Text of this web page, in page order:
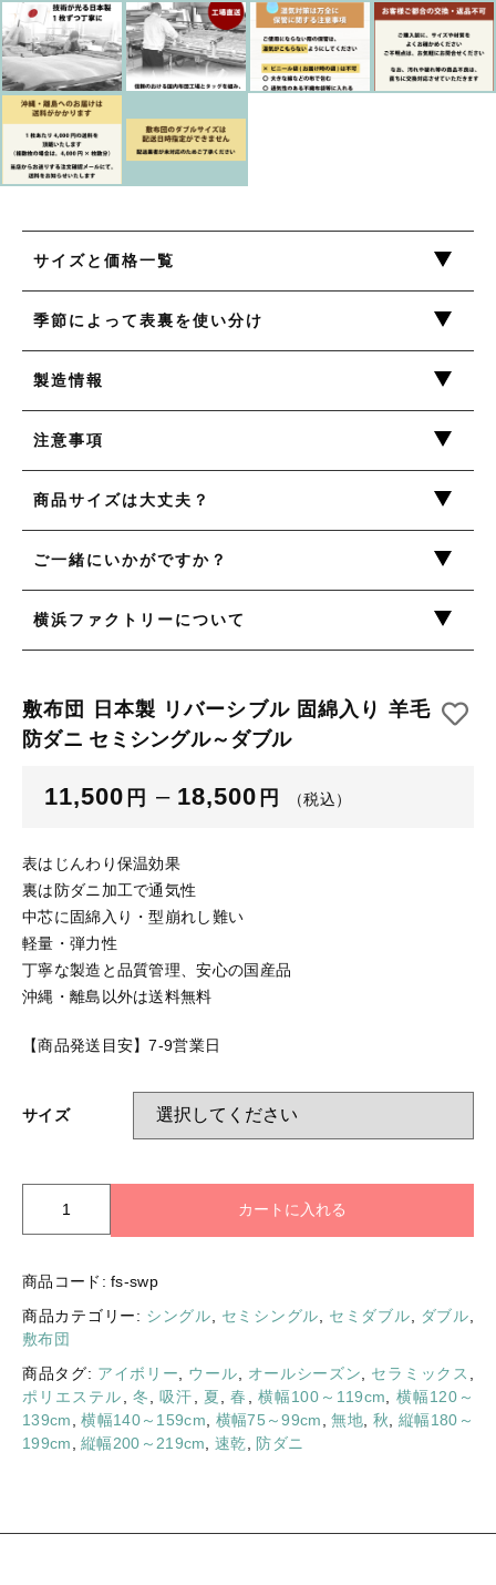
サイズと価格一覧
季節によって表裏を使い分け
製造情報
注意事項
商品サイズは大丈夫？
ご一緒にいかがですか？
横浜ファクトリーについて
敷布団 日本製 リバーシブル 固綿入り 羊毛
防ダニ セミシングル～ダブル
11,500 円 – 18,500 円 （税込）
表はじんわり保温効果
裏は防ダニ加工で通気性
中芯に固綿入り・型崩れし難い
軽量・弾力性
丁寧な製造と品質管理、安心の国産品
沖縄・離島以外は送料無料
【商品発送目安】7-9営業日
サイズ
日
製
リ
バ
ー
シ
ブ
入
カートに入れる
商品コード:fs-swp
商品カテゴリー: シングル セミシングル セミダブル ダブル
敷布団
商品タグ: アイボリー ウール オールシーズン セラミックス
ポリエステル
冬 ,吸汗 夏 ,春 横幅100～119cm
横幅120～
139cm ,横幅140～159cm 横幅75～99cm ,無地 秋
縦幅180～
199cm ,縦幅200～219cm ,速乾 防ダニ
防ダニ素材
肌触りがソフトな素材
暑がりの方向け
寒がりの方向け
色柄を楽しむ綿
お問合せ（生地サンプル・見積り等）
セール
お知らせ
この季節にちょうどよい商品
代表取締役ご挨拶
機能集約型工場のメリット
理念
スタッフ紹介
防災頭巾・防災頭巾カバー・ランチョンマット
暑がりの方向け
寒がりの方向け
色柄を楽しむ綿